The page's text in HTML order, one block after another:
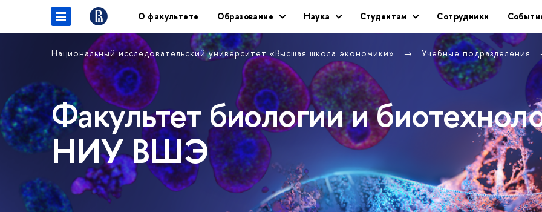
О факультете Образование Наука Студентам Сотрудники
Национальный исследовательский университет «Высшая школа экономики» Учебные подразделения
Факультет биологии и
НИУ ВШЭ